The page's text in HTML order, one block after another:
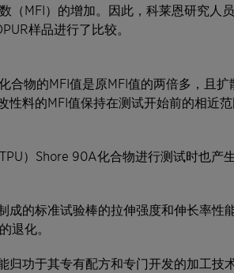
（MFI）的增加。因此，科莱恩研究人
样品进行了比较。
合物的MFI值是原MFI值的两倍多，且
性料的MFI值保持在测试开始前的相近
）Shore 90A化合物进行测试时也产
成的标准试验棒的拉伸强度和伸长率性
退化。
归功于其专有配方和专门开发的加工技术